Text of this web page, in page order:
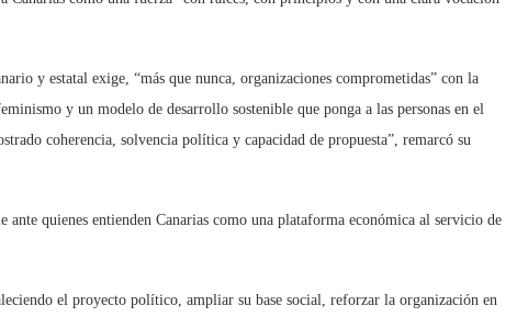
y estatal exige, “más que nunca, organizaciones comprometidas” con la
y un modelo de desarrollo sostenible que ponga a las personas en el
coherencia, solvencia política y capacidad de propuesta”, remarcó su
quienes entienden Canarias como una plataforma económica al servicio de
el proyecto político, ampliar su base social, reforzar la organización en